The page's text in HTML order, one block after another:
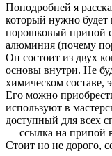
Поподробней я
который нужно будет
порошковый припой
алюминия (почему
Он состоит из двух
основы внутри. Не
химическом составе,
Его можно
используют в
доступный для всех
— ссылка на припой
Стоит но не дорого,